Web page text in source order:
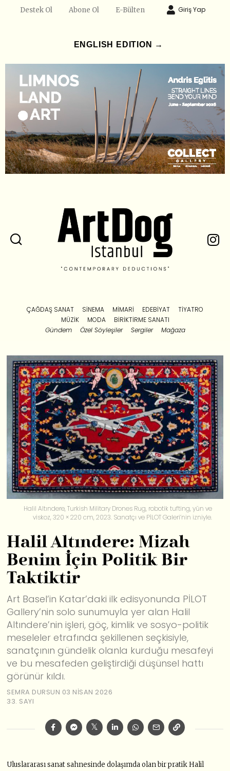
Destek Ol Abone Ol E-Bülten Giriş Yap
ENGLISH EDITION →
ÇAĞDAŞ SANAT SINEMA MIMARI EDEBIYAT
TIYATRO
MÜZIK
MODA
BIRIKTIRME SANATI
Gündem
Özel Söyleşiler Sergiler Mağaza
Halil Altındere, Turkish Military Drones Rug, robotik tufting, yün ve
viskoz, 320 × 220 cm, 2023. Sanatçı ve PİLOT Galeri’nin izniyle.
Halil Altındere: Mizah
Benim İçin Politik Bir
Taktiktir
Art Basel’in Katar’daki ilk edisyonunda PİLOT
Gallery’nin solo sunumuyla yer alan Halil
Altındere’nin işleri, göç, kimlik ve sosyo-politik
meseleler etrafında şekillenen seçkisiyle,
sanatçının gündelik olanla kurduğu mesafeyi
ve bu mesafeden geliştirdiği düşünsel hattı
görünür kıldı.
SEMRA DURSUN 03 NISAN 2026
33. SAYI
Uluslararası sanat sahnesinde dolaşımda olan bir pratik Halil